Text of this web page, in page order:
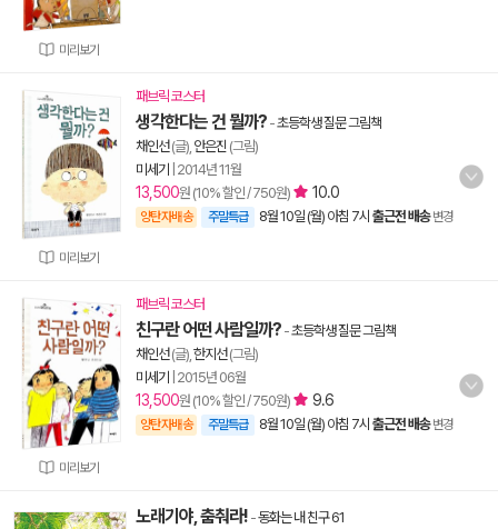
미리보기
미리보기
패브릭 코스터
생각한다는 건 뭘까? -초등학생 질문 그림책
채인선(글), 안은진 (그림)
미세기
2014년 11월
13,500원 (10% 할인 / 750원) 10.0
양탄자배송 주말특급 8월 10일 (월) 아침 7시 출근전 배송 변경
미리보기
패브릭 코스터
친구란 어떤 사람일까? -초등학생 질문 그림책
채인선(글), 한지선(그림)
미세기
2015년 06월
13,500원 (10% 할인 / 750원) 9.6
양탄자배송 주말특급 8월 10일 (월) 아침 7시 출근전 배송 변경
노래기야, 춤춰라! -동화는 내 친구 61